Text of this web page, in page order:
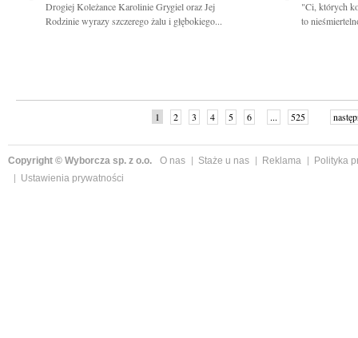
Drogiej Koleżance Karolinie Grygiel oraz Jej
Rodzinie wyrazy szczerego żalu i głębokiego...
"Ci, których
to
1 2 3 4 5 6 ... 525
Copyright © Wyborcza sp. z o.o. O nas Staże u nas Reklama
Polityka
Ustawienia prywatności